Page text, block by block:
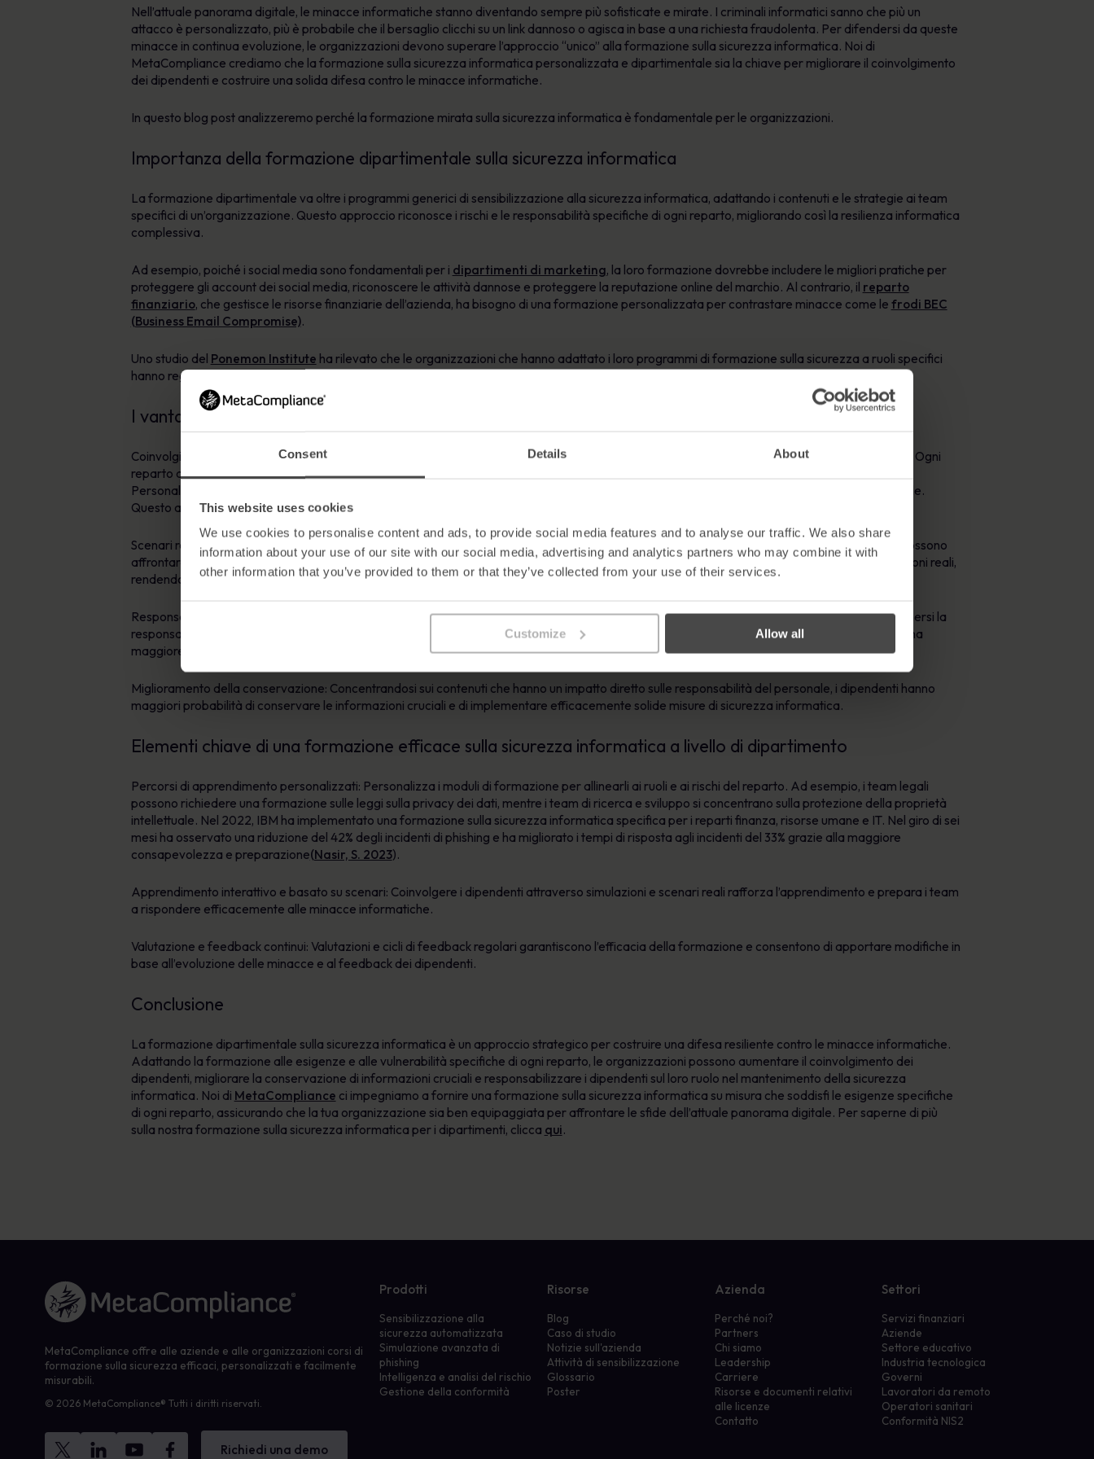
Consent Details About
This website uses cookies
We use cookies to personalise content and ads, to provide social media features and to analyse our traffic. We also share
information about your use of our site with our social media, advertising and analytics partners who may combine it with
other information that you’ve provided to them or that they’ve collected from your use of their services.
Customize Allow all
Nell’attuale panorama digitale, le minacce informatiche stanno diventando sempre più sofisticate e mirate. I criminali informatici sanno che più un
attacco è personalizzato, più è probabile che il bersaglio clicchi su un link dannoso o agisca in base a una richiesta fraudolenta. Per difendersi da queste
minacce in continua evoluzione, le organizzazioni devono superare l’approccio “unico” alla formazione sulla sicurezza informatica. Noi di
MetaCompliance crediamo che la formazione sulla sicurezza informatica personalizzata e dipartimentale sia la chiave per migliorare il coinvolgimento
dei dipendenti e costruire una solida difesa contro le minacce informatiche.
In questo blog post analizzeremo perché la formazione mirata sulla sicurezza informatica è fondamentale per le organizzazioni.
Importanza della formazione dipartimentale sulla sicurezza informatica
La formazione dipartimentale va oltre i programmi generici di sensibilizzazione alla sicurezza informatica, adattando i contenuti e le strategie ai team
specifici di un’organizzazione. Questo approccio riconosce i rischi e le responsabilità specifiche di ogni reparto, migliorando così la resilienza informatica
complessiva.
Ad esempio, poiché i social media sono fondamentali per i dipartimenti di marketing, la loro formazione dovrebbe includere le migliori pratiche per
proteggere gli account dei social media, riconoscere le attività dannose e proteggere la reputazione online del marchio. Al contrario, il reparto
finanziario, che gestisce le risorse finanziarie dell’azienda, ha bisogno di una formazione personalizzata per contrastare minacce come le frodi BEC
(Business Email Compromise).
Uno studio del Ponemon Institute ha rilevato che le organizzazioni che hanno adattato i loro programmi di formazione sulla sicurezza a ruoli specifici
hanno registrato il 64% in meno di violazioni della sicurezza.
I vantaggi di una formazione sulla sicurezza informatica su misura per ogni reparto
Coinvolgimento: Uno dei vantaggi più significativi della formazione dipartimentale sulla sicurezza informatica è il suo approccio personalizzato. Ogni
reparto all’interno di un’organizzazione ha ruoli e responsabilità uniche, il che significa che deve affrontare diversi tipi di minacce informatiche.
Personalizzando la formazione per affrontare queste vulnerabilità specifiche, i dipendenti hanno maggiori probabilità di partecipare al materiale.
Questo approccio mirato riduce la resistenza alla formazione e promuove una cultura di apprendimento e miglioramento continuo.
Scenari realistici: La formazione sulla sicurezza informatica incorpora scenari realistici e simulazioni che riproducono le sfide che i dipendenti possono
affrontare nelle loro posizioni. Questo approccio pratico aiuta i dipendenti a capire come applicare le pratiche di sicurezza informatica in situazioni reali,
rendendo la formazione più efficace e memorabile.
Responsabilizzazione dei dipendenti: Quando i dipendenti ricevono una formazione specifica per i loro ruoli, si sentono più autorizzati ad assumersi la
responsabilità della sicurezza informatica nella loro area di competenza. Questo senso di appartenenza porta a comportamenti proattivi e a una
maggiore sicurezza generale dell’organizzazione.
Miglioramento della conservazione: Concentrandosi sui contenuti che hanno un impatto diretto sulle responsabilità del personale, i dipendenti hanno
maggiori probabilità di conservare le informazioni cruciali e di implementare efficacemente solide misure di sicurezza informatica.
Elementi chiave di una formazione efficace sulla sicurezza informatica a livello di dipartimento
Percorsi di apprendimento personalizzati: Personalizza i moduli di formazione per allinearli ai ruoli e ai rischi del reparto. Ad esempio, i team legali
possono richiedere una formazione sulle leggi sulla privacy dei dati, mentre i team di ricerca e sviluppo si concentrano sulla protezione della proprietà
intellettuale. Nel 2022, IBM ha implementato una formazione sulla sicurezza informatica specifica per i reparti finanza, risorse umane e IT. Nel giro di sei
mesi ha osservato una riduzione del 42% degli incidenti di phishing e ha migliorato i tempi di risposta agli incidenti del 33% grazie alla maggiore
consapevolezza e preparazione(Nasir, S. 2023).
Apprendimento interattivo e basato su scenari: Coinvolgere i dipendenti attraverso simulazioni e scenari reali rafforza l’apprendimento e prepara i team
a rispondere efficacemente alle minacce informatiche.
Valutazione e feedback continui: Valutazioni e cicli di feedback regolari garantiscono l’efficacia della formazione e consentono di apportare modifiche in
base all’evoluzione delle minacce e al feedback dei dipendenti.
Conclusione
La formazione dipartimentale sulla sicurezza informatica è un approccio strategico per costruire una difesa resiliente contro le minacce informatiche.
Adattando la formazione alle esigenze e alle vulnerabilità specifiche di ogni reparto, le organizzazioni possono aumentare il coinvolgimento dei
dipendenti, migliorare la conservazione di informazioni cruciali e responsabilizzare i dipendenti sul loro ruolo nel mantenimento della sicurezza
informatica. Noi di MetaCompliance ci impegniamo a fornire una formazione sulla sicurezza informatica su misura che soddisfi le esigenze specifiche
di ogni reparto, assicurando che la tua organizzazione sia ben equipaggiata per affrontare le sfide dell’attuale panorama digitale. Per saperne di più
sulla nostra formazione sulla sicurezza informatica per i dipartimenti, clicca qui.
Link alla homepage
MetaCompliance offre alle aziende e alle organizzazioni corsi di
formazione sulla sicurezza efficaci, personalizzati e facilmente
misurabili.
© 2026 MetaCompliance® Tutti i diritti riservati.
Richiedi una demo
Prodotti
Sensibilizzazione alla
sicurezza automatizzata
Simulazione avanzata di
phishing
Intelligenza e analisi del rischio
Gestione della conformità
Risorse
Blog
Caso di studio
Notizie sull'azienda
Attività di sensibilizzazione
Glossario
Poster
Azienda
Perché noi?
Partners
Chi siamo
Leadership
Carriere
Risorse e documenti relativi
alle licenze
Contatto
Settori
Servizi finanziari
Aziende
Settore educativo
Industria tecnologica
Governi
Lavoratori da remoto
Operatori sanitari
Conformità NIS2